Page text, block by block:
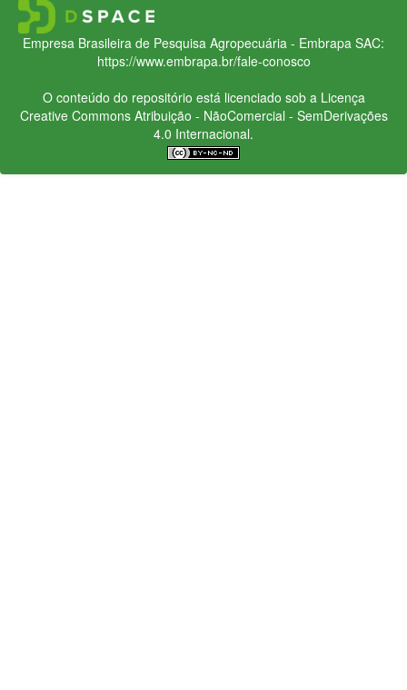
Empresa Brasileira de Pesquisa Agropecuária - Embrapa SAC:
https://www.embrapa.br/fale-conosco
O conteúdo do repositório está licenciado sob a Licença
Creative CommonsAtribuição - NãoComercial - SemDerivações
4.0 Internacional.